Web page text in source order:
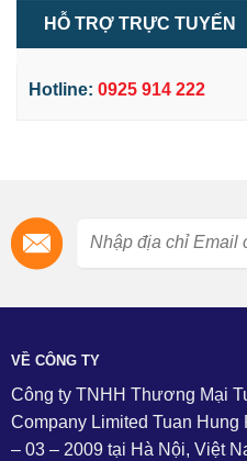
HỖ TRỢ TRỰC TUYẾN
Hotline: 0925 914 222
VỀ CÔNG TY
Công ty TNHH Thương Mại
Company Limited Tuan
– 03 – 2009 tại Hà Nội, Việt